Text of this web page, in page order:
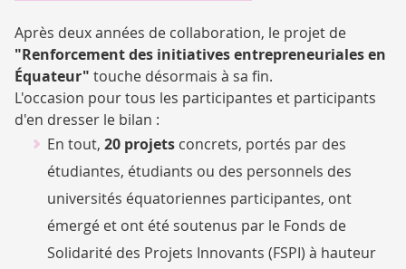
Après deux années de collaboration, le projet de
"Renforcement des initiatives entrepreneuriales en
Équateur" touche désormais à sa fin.
L'occasion pour tous les participantes et participants
d'en dresser le bilan :
En tout, 20 projetsconcrets, portés par des
étudiantes, étudiants ou des personnels des
universités équatoriennes participantes, ont
émergé et ont été soutenus par le Fonds de
Solidarité des Projets Innovants (FSPI) à hauteur